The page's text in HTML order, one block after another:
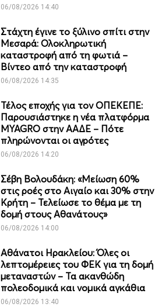
06/08/2026 14:40
Στάχτη έγινε το ξύλινο σπίτι στην
Μεσαρά: Ολοκληρωτική
καταστροφή από τη φωτιά –
Βίντεο από την καταστροφή
06/08/2026 14:35
Τέλος εποχής για τον ΟΠΕΚΕΠΕ:
Παρουσιάστηκε η νέα πλατφόρμα
MYAGRO στην ΑΑΔΕ – Πότε
πληρώνονται οι αγρότες
06/08/2026 14:20
Σέβη Βολουδάκη: «Μείωση 60%
στις ροές στο Αιγαίο και 30% στην
Κρήτη – Τελείωσε το θέμα με τη
δομή στους Αθανάτους»
06/08/2026 14:00
Αθάνατοι Ηρακλείου: Όλες οι
λεπτομέρειες του ΦΕΚ για τη δομή
μεταναστών – Τα ακανθώδη
πολεοδομικά και νομικά αγκάθια
06/08/2026 13:40